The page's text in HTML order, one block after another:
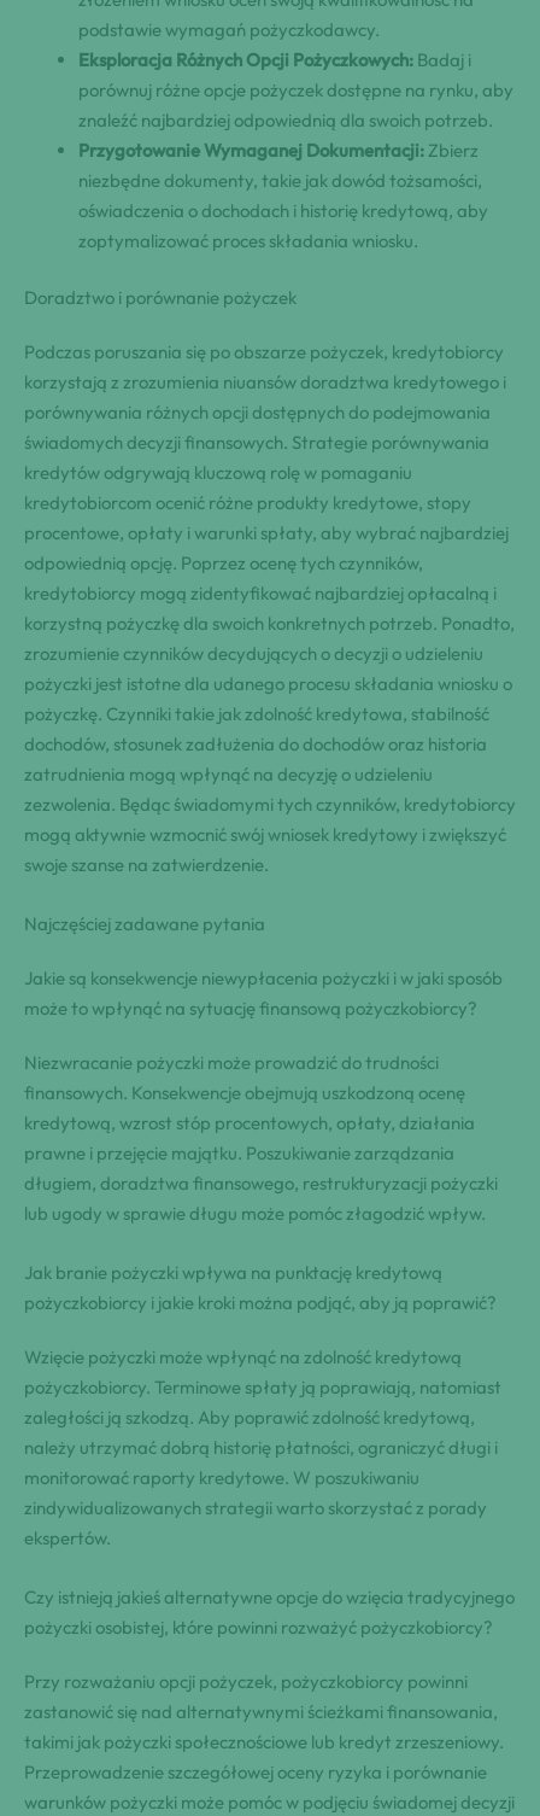
podstawie wymagań pożyczkodawcy.
Eksploracja Różnych Opcji Pożyczkowych: Badaj i
porównuj różne opcje pożyczek dostępne na rynku, aby
znaleźć najbardziej odpowiednią dla swoich potrzeb.
Przygotowanie Wymaganej Dokumentacji: Zbierz
niezbędne dokumenty, takie jak dowód tożsamości,
oświadczenia o dochodach i historię kredytową, aby
zoptymalizować proces składania wniosku.
Doradztwo i porównanie pożyczek
Podczas poruszania się po obszarze pożyczek, kredytobiorcy
korzystają z zrozumienia niuansów doradztwa kredytowego i
porównywania różnych opcji dostępnych do podejmowania
świadomych decyzji finansowych. Strategie porównywania
kredytów odgrywają kluczową rolę w pomaganiu
kredytobiorcom ocenić różne produkty kredytowe, stopy
procentowe, opłaty i warunki spłaty, aby wybrać najbardziej
odpowiednią opcję. Poprzez ocenę tych czynników,
kredytobiorcy mogą zidentyfikować najbardziej opłacalną i
korzystną pożyczkę dla swoich konkretnych potrzeb. Ponadto,
zrozumienie czynników decydujących o decyzji o udzieleniu
pożyczki jest istotne dla udanego procesu składania wniosku o
pożyczkę. Czynniki takie jak zdolność kredytowa, stabilność
dochodów, stosunek zadłużenia do dochodów oraz historia
zatrudnienia mogą wpłynąć na decyzję o udzieleniu
zezwolenia. Będąc świadomymi tych czynników, kredytobiorcy
mogą aktywnie wzmocnić swój wniosek kredytowy i zwiększyć
swoje szanse na zatwierdzenie.
Najczęściej zadawane pytania
Jakie są konsekwencje niewypłacenia pożyczki i w jaki sposób
może to wpłynąć na sytuację finansową pożyczkobiorcy?
Niezwracanie pożyczki może prowadzić do trudności
finansowych. Konsekwencje obejmują uszkodzoną ocenę
kredytową, wzrost stóp procentowych, opłaty, działania
prawne i przejęcie majątku. Poszukiwanie zarządzania
długiem, doradztwa finansowego, restrukturyzacji pożyczki
lub ugody w sprawie długu może pomóc złagodzić wpływ.
Jak branie pożyczki wpływa na punktację kredytową
pożyczkobiorcy i jakie kroki można podjąć, aby ją poprawić?
Wzięcie pożyczki może wpłynąć na zdolność kredytową
pożyczkobiorcy. Terminowe spłaty ją poprawiają, natomiast
zaległości ją szkodzą. Aby poprawić zdolność kredytową,
należy utrzymać dobrą historię płatności, ograniczyć długi i
monitorować raporty kredytowe. W poszukiwaniu
zindywidualizowanych strategii warto skorzystać z porady
ekspertów.
Czy istnieją jakieś alternatywne opcje do wzięcia tradycyjnego
pożyczki osobistej, które powinni rozważyć pożyczkobiorcy?
Przy rozważaniu opcji pożyczek, pożyczkobiorcy powinni
zastanowić się nad alternatywnymi ścieżkami finansowania,
takimi jak pożyczki społecznościowe lub kredyt zrzeszeniowy.
Przeprowadzenie szczegółowej oceny ryzyka i porównanie
warunków pożyczki może pomóc w podjęciu świadomej decyzji